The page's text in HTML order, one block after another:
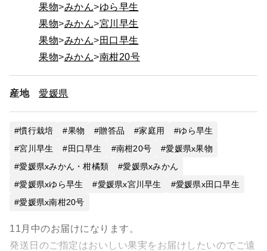
果物 みかん
ゆら早生
果物
みかん
宮川早生
果物
みかん
田口早生
果物
みかん 南柑20号
産地 愛媛県
慣行栽培 果物 贈答品 家庭用
ゆら早生
宮川早生
田口早生 南柑20号
愛媛県x果物
愛媛県xみかん・柑橘類
愛媛県xみかん
愛媛県xゆら早生
愛媛県x宮川早生
愛媛県x田口早生
愛媛県x南柑20号
11月中のお届けになります。
発送日のご指定はおいしい果実をお届けしたいのでご遠